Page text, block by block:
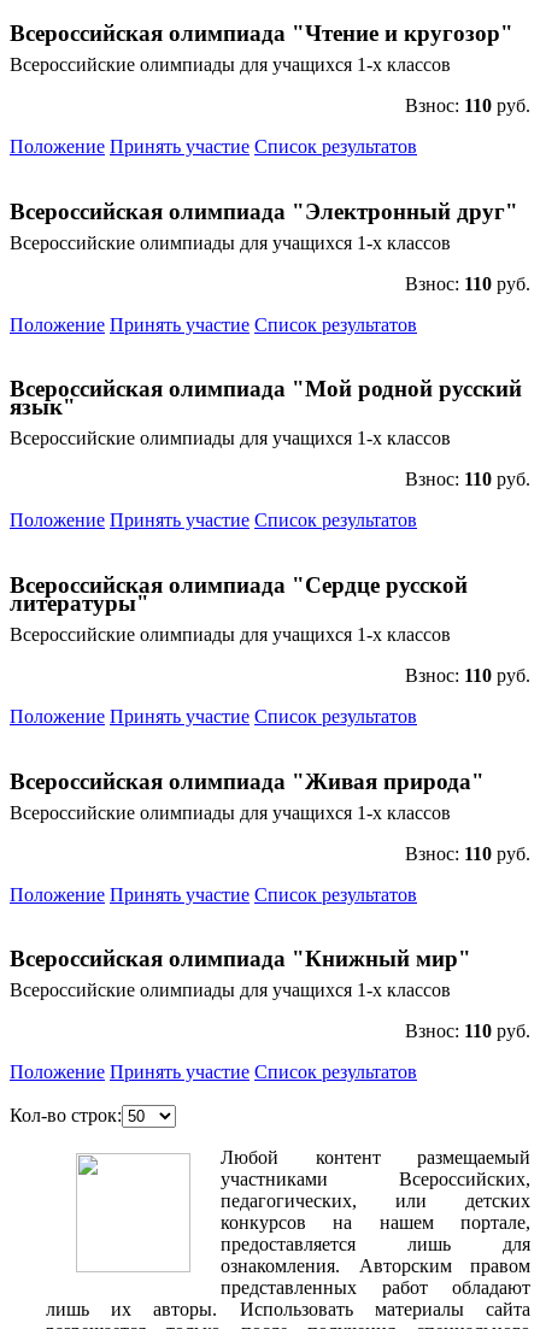
Всероссийская олимпиада "Чтение и кругозор"
Всероссийские олимпиады для учащихся 1-х классов
Взнос: 110 руб.
Положение Принять участие Список результатов
Всероссийская олимпиада "Электронный друг"
Всероссийские олимпиады для учащихся 1-х классов
Взнос: 110 руб.
Положение Принять участие Список результатов
Всероссийская олимпиада "Мой родной русский
язык"
Всероссийские олимпиады для учащихся 1-х классов
Взнос: 110 руб.
Положение Принять участие Список результатов
Всероссийская олимпиада "Сердце русской
литературы"
Всероссийские олимпиады для учащихся 1-х классов
Взнос: 110 руб.
Положение Принять участие Список результатов
Всероссийская олимпиада "Живая природа"
Всероссийские олимпиады для учащихся 1-х классов
Взнос: 110 руб.
Положение Принять участие Список результатов
Всероссийская олимпиада "Книжный мир"
Всероссийские олимпиады для учащихся 1-х классов
Взнос: 110 руб.
Положение Принять участие Список результатов
Кол-во строк:
Любой контент размещаемый
участниками Всероссийских,
педагогических, или детских
конкурсов на нашем портале,
предоставляется лишь для
ознакомления. Авторским правом
представленных работ обладают
лишь их авторы. Использовать материалы сайта